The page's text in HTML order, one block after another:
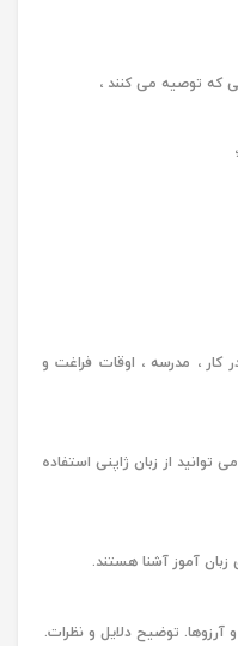
که توصیه می کنند ،
کار ، مدرسه ، اوقات فراغت و
توانید از زبان ژاپنی استفاده
آموز آشنا هستند.
آرزوها. توضیح دلایل و نظرات.